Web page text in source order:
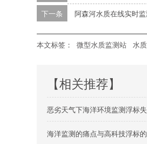
下一条
阿森河水质在线实时
本文标签： 微型水质监测站 水
【相关推荐】
恶劣天气下海洋环境监测浮标
海洋监测的痛点与高科技浮标